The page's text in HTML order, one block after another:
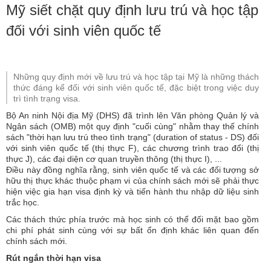
Mỹ siết chặt quy định lưu trú và học tập
đối với sinh viên quốc tế
Những quy định mới về lưu trú và học tập tại Mỹ là những thách
thức đáng kể đối với sinh viên quốc tế, đặc biệt trong việc duy
trì tình trạng visa.
Bộ An ninh Nội địa Mỹ (DHS) đã trình lên Văn phòng Quản lý và
Ngân sách (OMB) một quy định "cuối cùng" nhằm thay thế chính
sách "thời hạn lưu trú theo tình trạng" (duration of status - DS) đối
với sinh viên quốc tế (thị thực F), các chương trình trao đổi (thị
thực J), các đại diện cơ quan truyền thông (thị thực I), ...
Điều này đồng nghĩa rằng, sinh viên quốc tế và các đối tượng sở
hữu thị thực khác thuộc phạm vi của chính sách mới sẽ phải thực
hiện việc gia hạn visa định kỳ và tiến hành thu nhập dữ liệu sinh
trắc học.
Các thách thức phía trước mà học sinh có thể đối mặt bao gồm
chi phí phát sinh cùng với sự bất ổn định khác liên quan đến
chính sách mới.
Rút ngắn thời hạn visa